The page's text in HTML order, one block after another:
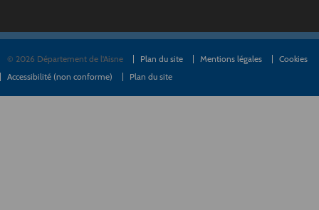
© 2026 Département de l'Aisne Plan du site Mentions légales
Cookies
Accessibilité (non conforme)
Plan du site